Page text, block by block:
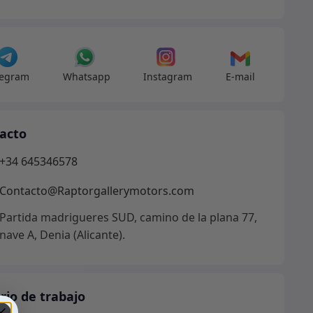
Whatsapp Instagram E-mail
+34 645346578
Contacto@Raptorgallerymotors.com
Partida madrigueres SUD, camino de la plana 77,
nave A, Denia (Alicante).
de trabajo